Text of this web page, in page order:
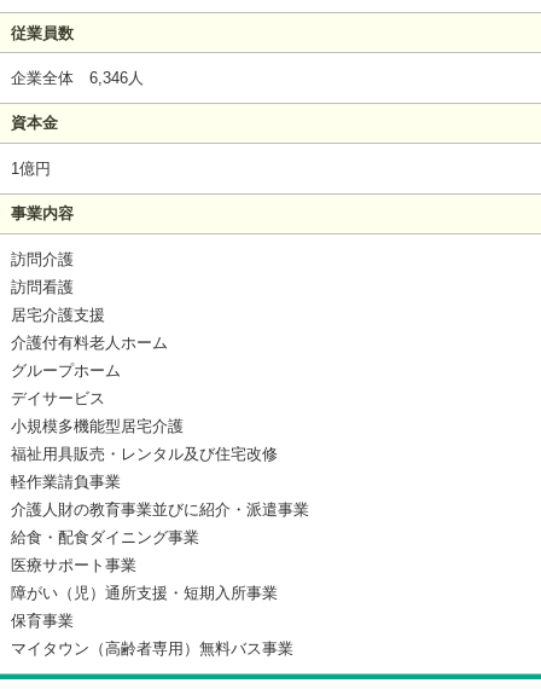
従業員数
企業全体 6,346人
資本金
1億円
事業内容
訪問介護
訪問看護
居宅介護支援
介護付有料老人ホーム
グループホーム
デイサービス
小規模多機能型居宅介護
福祉用具販売・レンタル及び住宅改修
軽作業請負事業
介護人財の教育事業並びに紹介・派遣事業
給食・配食ダイニング事業
医療サポート事業
障がい（児）通所支援・短期入所事業
保育事業
マイタウン（高齢者専用）無料バス事業